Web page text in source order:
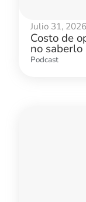
Julio 31, 2026
Costo de
no saberlo
Podcast